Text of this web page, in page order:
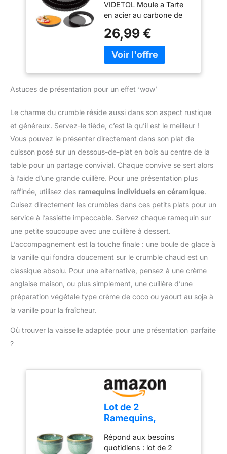
230 °C et permettant
une chaleur uniforme, de
sorte que vos gâteaux
puissent obtenir le
meilleur effet de cuisson.
★【Avec fond
amovible】Le moule à
design de fond amovible
quiche conserve sa
forme lors du démoulage
et est facile à retirer. La
surface antiadhésive
permet également de
conserver l’intégrité des
aliments que vous
pouvez faire votre
gâteau ou votre tarte
pour un bon aspect.
★【Revêtement
antiadhésif et design à
nervures sur les bords】
Le moule à tarte avec
recouvert d’un
revêtement antiadhésif
en silicone de qualité
Base amovible et design
surface, ce qui crée à
son tour une croûte
solide capable de
contenir les ingrédients
lourds d’une quiche ou
d’un gâteau aux fruits
★【Facile à nettoyer】
Grâce au revêtement
à Tarte Antiadhésif,
Moule à Quiche
Rond, Plat a Tarte
Acier au Carbone
Pour la Pâtisserie,
le Gateau, la
VIDETOL Moule a Tarte
en acier au carbone de
revêtement antiadhésif
de qualité alimentaire, le
Moule a Tarte est
déformer, avec une
thermique, adapté à une
utilisation au four. 👍
【PAQUET INCLUS】Le
paquet contient trois
tailles différentes de
Moule a Tarte, 22/26/30
cm chacune, qui sont
répondre à vos différents
besoins de cuisson. 👍
【BASE DÉMONTABLE】
Grâce à sa base
Tarte se détache
facilement et est facile à
nettoyer. Et la surface
antiadhésive de la Moule
à Tarte permet de
conserver les aliments
ou à votre tarte. 👍
polyvalents, vous
pouvez les utiliser pour
les tartes, les pizzas, les
muffins, les cordons
bleus, les gâteaux aux
fromage frais, les
gâteaux au chocolat, les
26,99 €
Astuces de présentation pour un effet ‘wow’
Le charme du crumble réside aussi dans son aspect rustique
et généreux. Servez-le tiède, c’est là qu’il est le meilleur !
Vous pouvez le présenter directement dans son plat de
cuisson posé sur un dessous-de-plat en bois au centre de la
table pour un partage convivial. Chaque convive se sert alors
à l’aide d’une grande cuillère. Pour une présentation plus
raffinée, utilisez des ramequins individuels en céramique.
Cuisez directement les crumbles dans ces petits plats pour un
service à l’assiette impeccable. Servez chaque ramequin sur
une petite soucoupe avec une cuillère à dessert.
L’accompagnement est la touche finale : une boule de glace à
la vanille qui fondra doucement sur le crumble chaud est un
classique absolu. Pour une alternative, pensez à une crème
anglaise maison, ou plus simplement, une cuillère d’une
préparation végétale type crème de coco ou yaourt au soja à
la vanille pour la fraîcheur.
Où trouver la vaisselle adaptée pour une présentation parfaite
?
Lot de 2
Ramequins,
Individuels en
Céramique, 180ml
Répond aux besoins
quotidiens : lot de 2